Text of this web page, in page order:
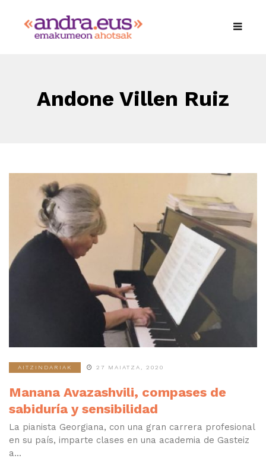
Andone Villen Ruiz
AITZINDARIAK 27 MAIATZA, 2020
Manana Avazashvili, compases de
sabiduría y sensibilidad
La pianista Georgiana, con una gran carrera profesional
en su país, imparte clases en una academia de Gasteiz
a...